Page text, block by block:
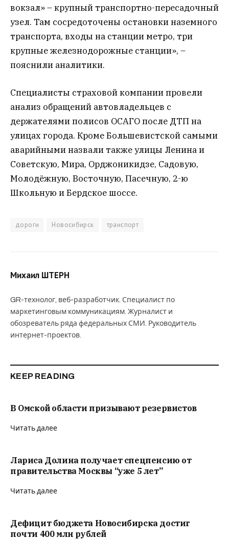
вокзал» – крупный транспортно-пересадочный
узел. Там сосредоточены остановки наземного
транспорта, входы на станции метро, три
крупные железнодорожные станции», –
пояснили аналитики.
Специалисты страховой компании провели
анализ обращений автовладельцев с
держателями полисов ОСАГО после ДТП на
улицах города. Кроме Большевистской самыми
аварийными назвали также улицы Ленина и
Советскую, Мира, Орджоникидзе, Садовую,
Молодёжную, Восточную, Пасечную, 2-ю
Школьную и Бердское шоссе.
дороги Новосибирск транспорт
Михаил ШТЕРН
GR-технолог, веб-разработчик. Специалист по
маркетинговым коммуникациям. Журналист и
обозреватель ряда федеральных СМИ. Руководитель
интернет-проектов.
KEEP READING
В Омской области призывают резервистов
Читать далее
Лариса Долина получает спецпенсию от
правительства Москвы “уже 5 лет”
Читать далее
Дефицит бюджета Новосибирска достиг
почти 400 млн рублей